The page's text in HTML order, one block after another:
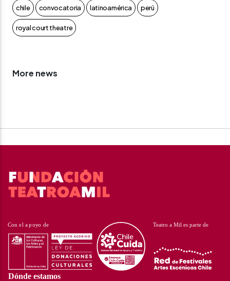
chile convocatoria latinoamérica perú
royal court theatre
More news
Dónde estamos